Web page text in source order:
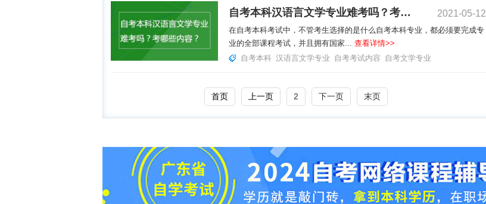
自考本科汉语言文学专业难考吗？考哪些内容？ 2021-05-12
在自考本科考试中，不管考生选择的是什么自考本科专业，都必须要完成专
业的全部课程考试，并且拥有国家... 查看详情>>
自考本科 汉语言文学专业 自考考试内容 自考文学专业
首页 上一页 2 下一页 末页